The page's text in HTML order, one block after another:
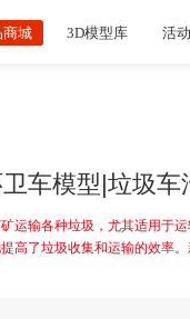
城 3D模型库 活
车模型|垃圾车
运输各种垃圾，尤其适用于
高了垃圾收集和运输的效率